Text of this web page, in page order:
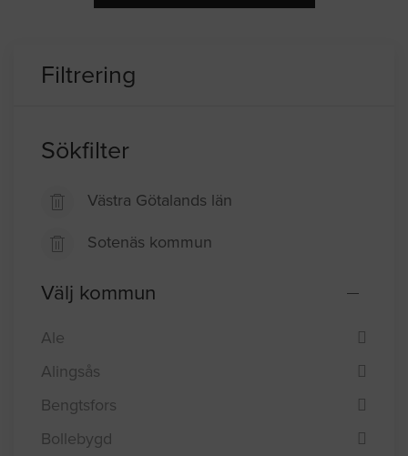
Filtrering
Sökfilter
Västra Götalands län
Sotenäs kommun
Välj kommun
Ale
Alingsås
Bengtsfors
Bollebygd